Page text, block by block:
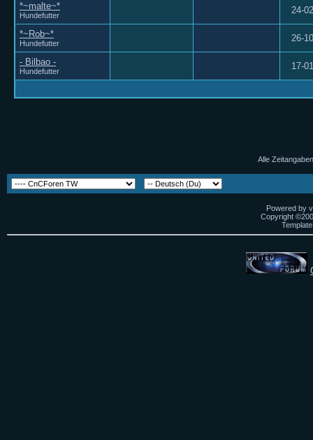
*~malte~*
Hundefutter 24-
*~Rob~*
Hundefutter 26-
- Bilbao -
Hundefutter 17-
Alle
Powered by
Copyright